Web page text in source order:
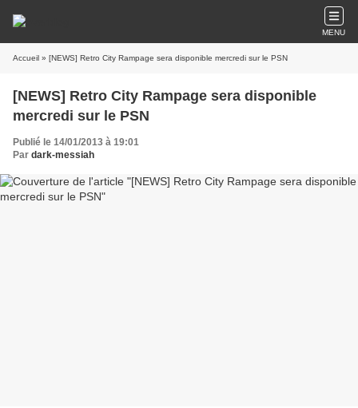
MENU
Accueil » [NEWS] Retro City Rampage sera disponible mercredi sur le PSN
[NEWS] Retro City Rampage sera disponible
mercredi sur le PSN
Publié le 14/01/2013 à 19:01
Par dark-messiah